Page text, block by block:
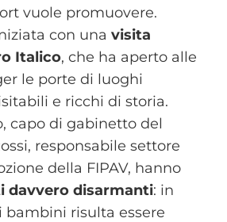
vuole promuovere.
con una visita
Italico, che ha aperto alle
le porte di luoghi
e ricchi di storia.
capo di gabinetto del
responsabile settore
della FIPAV, hanno
davvero disarmanti: in
bambini risulta essere